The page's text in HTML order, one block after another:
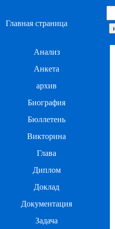
Главная страница
Анализ
Анкета
архив
Биография
Бюллетень
Викторина
Глава
Диплом
Доклад
Документация
Задача